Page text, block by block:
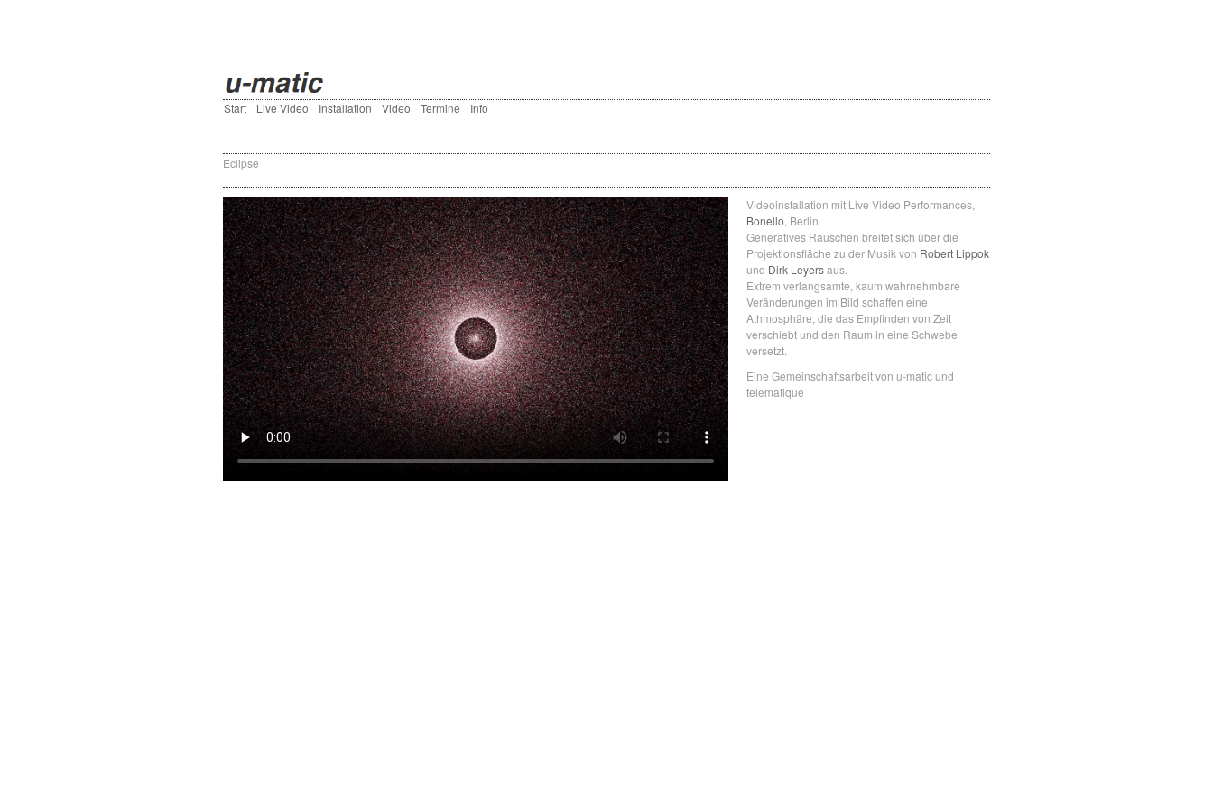
Start Live Video Installation Video Termine Info
Eclipse
Videoinstallation mit Live Video Performances,
Bonello , Berlin
Generatives Rauschen breitet sich über die
Projektionsfläche zu der Musik von Robert Lippok
und Dirk Leyersaus.
Extrem verlangsamte, kaum wahrnehmbare
Veränderungen im Bild schaffen eine
Athmosphäre, die das Empfinden von Zeit
verschiebt und den Raum in eine Schwebe
versetzt.
Eine Gemeinschaftsarbeit von u-matic und
telematique